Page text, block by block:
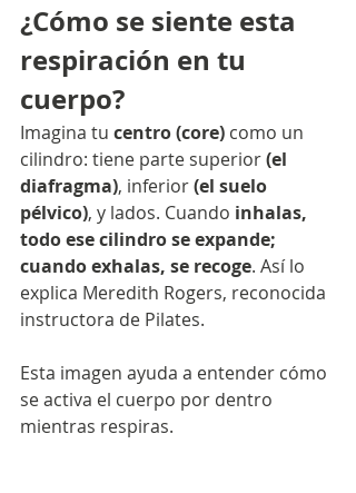
¿Cómo se siente esta
respiración en tu
cuerpo?
Imagina tu centro (core) como un
cilindro: tiene parte superior (el
diafragma), inferior (el suelo
pélvico), y lados. Cuando inhalas,
todo ese cilindro se expande;
cuando exhalas, se recoge. Así lo
explica Meredith Rogers, reconocida
instructora de Pilates.
Esta imagen ayuda a entender cómo
se activa el cuerpo por dentro
mientras respiras.